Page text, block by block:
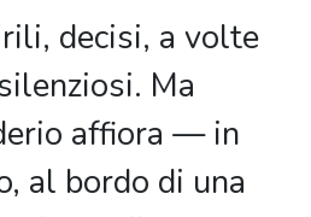
decisi, a volte
Ma
affiora — in
al bordo di una